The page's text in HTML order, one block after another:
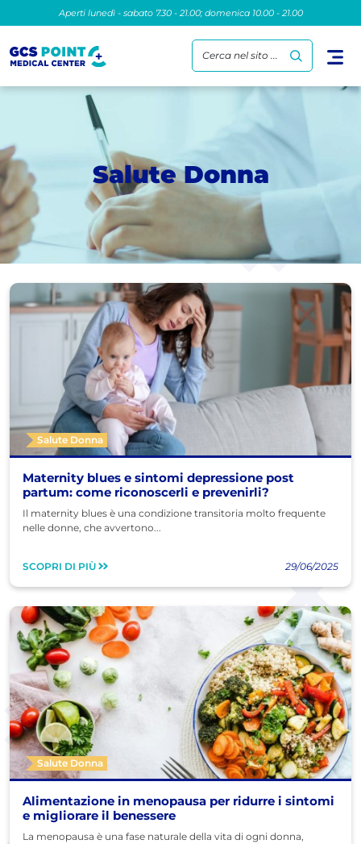
Aperti lunedì - sabato 7.30 - 21.00; domenica 10.00 - 21.00
Cerca nel sito ...
Salute Donna
Salute Donna
Maternity blues e sintomi depressione post
partum: come riconoscerli e prevenirli?
Il maternity blues è una condizione transitoria molto frequente
nelle donne, che avvertono...
SCOPRI DI PIÙ 29/06/2025
Salute Donna
Alimentazione in menopausa per ridurre i sintomi
e migliorare il benessere
La menopausa è una fase naturale della vita di ogni donna,